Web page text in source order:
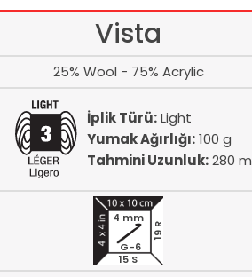
Vista
25% Wool - 75% Acrylic
İplik Türü:Light
Yumak Ağırlığı:100 g
Tahmini Uzunluk:280 m
15 S
19 R
4 mm
G-6